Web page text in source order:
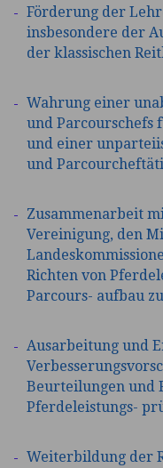
Förderung der
insbesondere der
der klassischen
Wahrung einer
und Parcourschefs
und einer
und
Zusammenarbeit
Vereinigung, den
Richten von
Parcours- aufbau
Ausarbeitung und
Beurteilungen und
Pferdeleistungs-
Weiterbildung der